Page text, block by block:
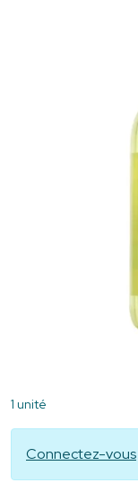
1 unité
Connectez-vous